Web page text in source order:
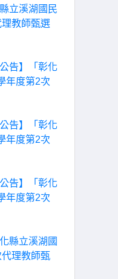
立溪湖國民
教師甄選
告】「彰化
年度第2次
告】「彰化
年度第2次
告】「彰化
年度第2次
縣立溪湖國
理教師甄